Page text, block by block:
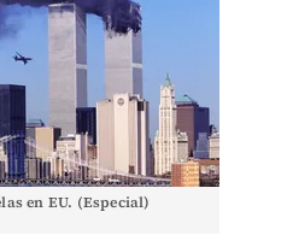
en EU. (Especial)